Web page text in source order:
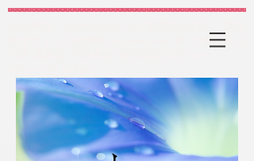
教室サイト小池摩美 mamikoike 箏 小池摩美 品